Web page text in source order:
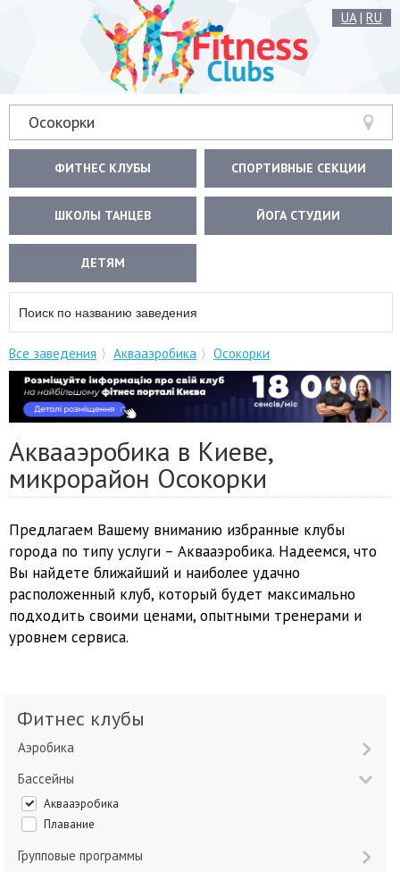
UA| RU
Осокорки
ФИТНЕС КЛУБЫ СПОРТИВНЫЕ СЕКЦИИ
ШКОЛЫ ТАНЦЕВ ЙОГА СТУДИИ
ДЕТЯМ
Все заведения Аквааэробика Осокорки
Аквааэробика в Киеве,
микрорайон Осокорки
Предлагаем Вашему вниманию избранные клубы
города по типу услуги – Аквааэробика. Надеемся, что
Вы найдете ближайший и наиболее удачно
расположенный клуб, который будет максимально
подходить своими ценами, опытными тренерами и
уровнем сервиса.
Фитнес клубы
Аэробика
Бассейны
Аквааэробика
Плавание
Групповые программы